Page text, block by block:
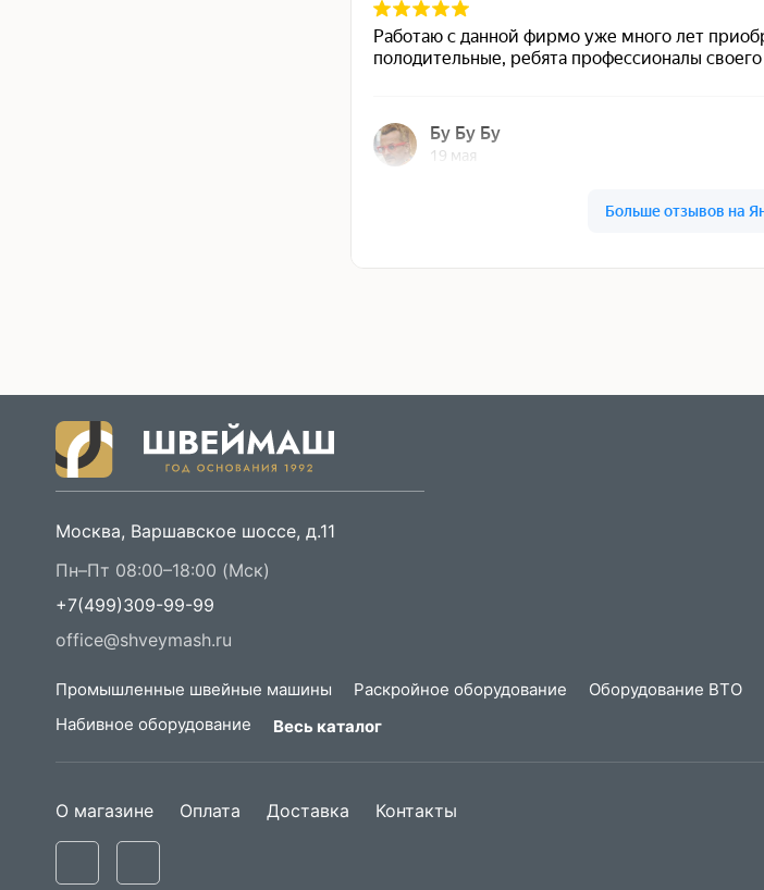
Москва, Варшавское шоссе, д.11
Пн–Пт 08:00–18:00 (Мск)
+7(499)309-99-99
office@shveymash.ru
Промышленные швейные машины Раскройное оборудование Оборудование ВТО
Набивное оборудование
Весь каталог
О магазине Оплата Доставка Контакты